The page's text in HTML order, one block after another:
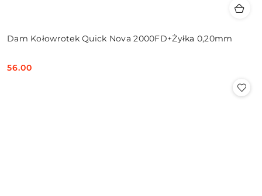
Dam Kołowrotek Quick Nova 2000FD+Żyłka 0,20mm
Cena:
56.00